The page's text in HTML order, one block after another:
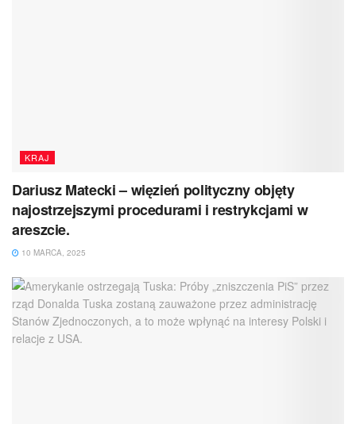
KRAJ
Dariusz Matecki – więzień polityczny objęty
najostrzejszymi procedurami i restrykcjami w
areszcie.
10 MARCA, 2025